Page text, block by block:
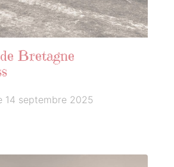
Bretagne
14 septembre 2025